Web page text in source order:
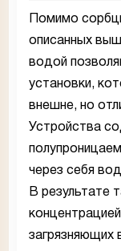
Помимо
описанных
водой
установки,
внешне, но
Устройства
через себя
В результате
загрязняющих